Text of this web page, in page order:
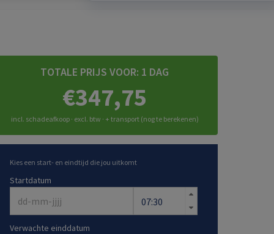
TOTALE PRIJS VOOR: 1 DAG
€347,75
incl. schadeafkoop · excl. btw · + transport (nog te berekenen)
Kies een start- en eindtijd die jou uitkomt
Startdatum
Verwachte einddatum